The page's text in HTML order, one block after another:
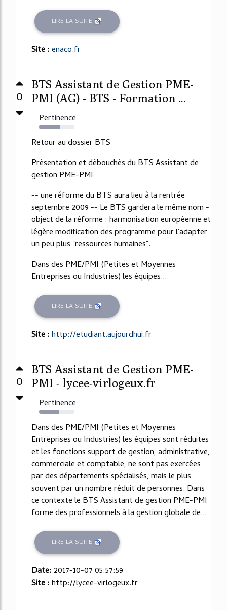
LIRE LA SUITE
Site :enaco.fr
0
BTS Assistant de Gestion PME-
PMI (AG) - BTS - Formation ...
Pertinence
58%
Retour au dossier BTS
Présentation et débouchés du BTS Assistant de
gestion PME-PMI
-- une réforme du BTS aura lieu à la rentrée
septembre 2009 -- Le BTS gardera le même nom -
object de la réforme : harmonisation européenne et
légère modification des programme pour l'adapter
un peu plus "ressources humaines".
Dans des PME/PMI (Petites et Moyennes
Entreprises ou Industries) les équipes...
LIRE LA SUITE
Site :http://etudiant.aujourdhui.fr
0
BTS Assistant de Gestion PME-
PMI - lycee-virlogeux.fr
Pertinence
57%
Dans des PME/PMI (Petites et Moyennes
Entreprises ou Industries) les équipes sont réduites
et les fonctions support de gestion, administrative,
commerciale et comptable, ne sont pas exercées
par des départements spécialisés, mais le plus
souvent par un nombre réduit de personnes. Dans
ce contexte le BTS Assistant de gestion PME-PMI
forme des professionnels à la gestion globale de...
LIRE LA SUITE
Date: 2017-10-07 05:57:59
Site :http://lycee-virlogeux.fr